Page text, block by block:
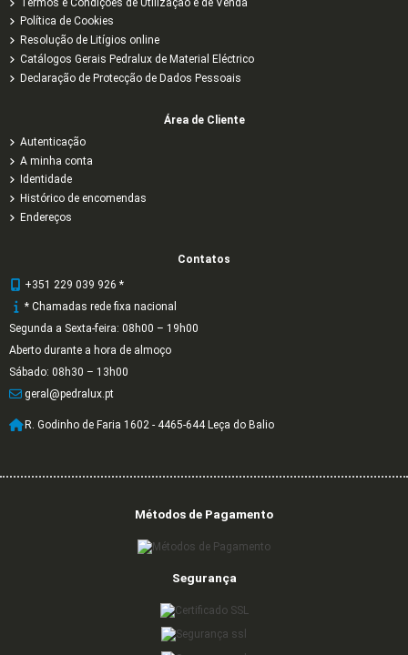
Política de Cookies
Resolução de Litígios online
Catálogos Gerais Pedralux de Material Eléctrico
Declaração de Protecção de Dados Pessoais
Área de Cliente
Autenticação
A minha conta
Identidade
Histórico de encomendas
Endereços
Contatos
+351 229 039 926 *
* Chamadas rede fixa nacional
Segunda a Sexta-feira: 08h00 – 19h00
Aberto durante a hora de almoço
Sábado: 08h30 – 13h00
geral@pedralux.pt
R. Godinho de Faria 1602 - 4465-644 Leça do Balio
Métodos de Pagamento
Segurança